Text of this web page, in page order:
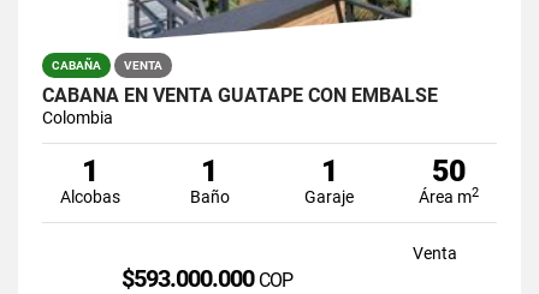
CABAÑA VENTA
CABAÑA EN VENTA GUATAPE CON EMBALSE
Colombia
1
Alcobas
1
Baño
1
Garaje
50
Área m2
Venta
$593.000.000 COP